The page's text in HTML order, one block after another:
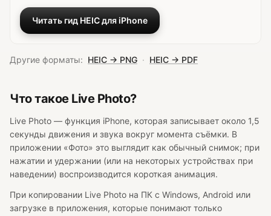
Читать гид HEIC для iPhone
Другие форматы: HEIC → PNG · HEIC → PDF
Что такое Live Photo?
Live Photo — функция iPhone, которая записывает около 1,5
секунды движения и звука вокруг момента съёмки. В
приложении «Фото» это выглядит как обычный снимок; при
нажатии и удержании (или на некоторых устройствах при
наведении) воспроизводится короткая анимация.
При копировании Live Photo на ПК с Windows, Android или
загрузке в приложения, которые понимают только